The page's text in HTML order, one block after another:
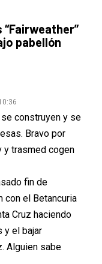
“Fairweather”
pabellón
construyen y se
Bravo por
y trasmed cogen
fin de
con el Betancuria
Cruz haciendo
y el bajar
Alguien sabe